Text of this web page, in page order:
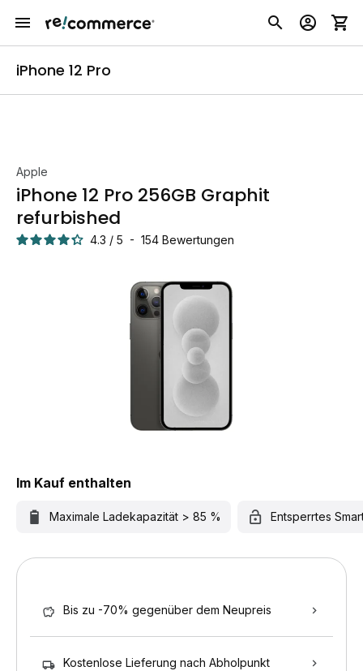
iPhone 12 Pro
Apple
iPhone 12 Pro 256GB Graphit
refurbished
4.3 / 5 - 154 Bewertungen
Im Kauf enthalten
Maximale Ladekapazität > 85 % Entsperrtes
Bis zu -70% gegenüber dem Neupreis
Kostenlose Lieferung nach Abholpunkt